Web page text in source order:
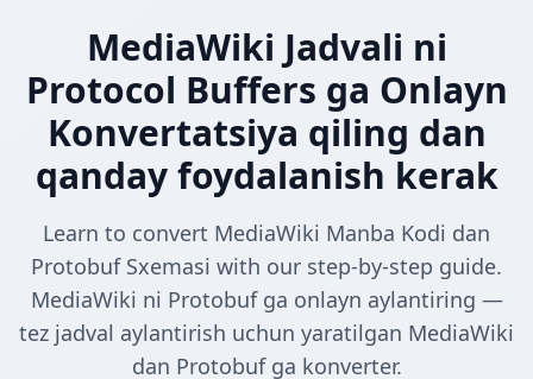
MediaWiki Jadvali ni
Protocol Buffers ga Onlayn
Konvertatsiya qiling dan
qanday foydalanish kerak
Learn to convert MediaWiki Manba Kodi dan
Protobuf Sxemasi with our step-by-step guide.
MediaWiki ni Protobuf ga onlayn aylantiring —
tez jadval aylantirish uchun yaratilgan MediaWiki
dan Protobuf ga konverter.